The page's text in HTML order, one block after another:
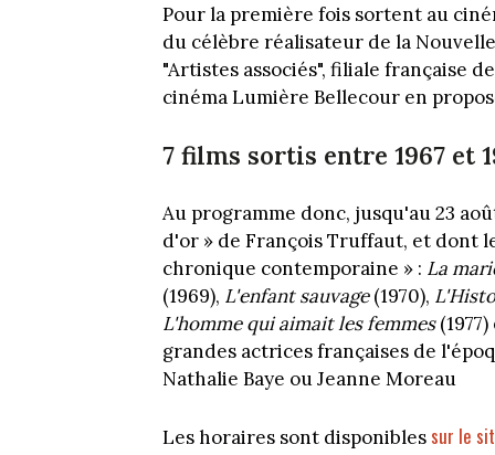
Pour la première fois sortent au
du célèbre réalisateur de la
"Artistes associés", filiale française
cinéma Lumière Bellecour en
7 films sortis entre 1967 et
Au programme donc, jusqu'au 23
d'or » de François Truffaut, et dont
chronique contemporaine » : La
(1969), L'enfant sauvage(1970),
L'homme qui aimait les femmes(1977)
grandes actrices françaises de
Nathalie Baye ou Jeanne Moreau
Les horaires sont disponiblessur le